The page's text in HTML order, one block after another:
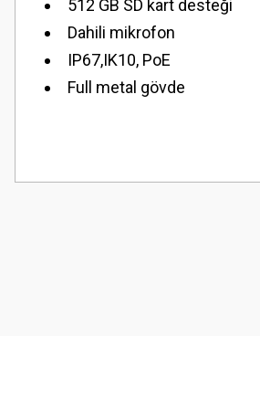
512 GB SD kart desteği
Dahili mikrofon
IP67,IK10, PoE
Full metal gövde
Görüş ve önerileriniz için teşekkür ederiz.